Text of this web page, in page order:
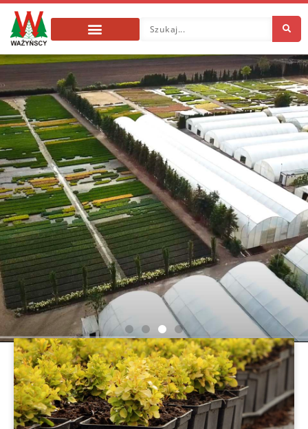
Oferta
jest regularnie poszerzana
o topowe nowości.